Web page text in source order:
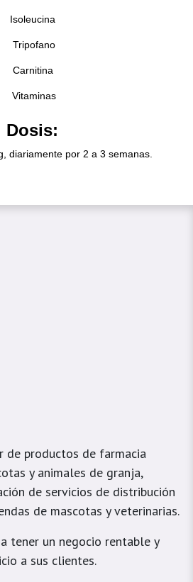
Isoleucina
Tripofano
Carnitina
Vitaminas
Dosis:
diariamente por 2 a 3 semanas.
de productos de farmacia
y animales de granja,
de servicios de distribución
de mascotas y veterinarias.
tener un negocio rentable y
a sus clientes.